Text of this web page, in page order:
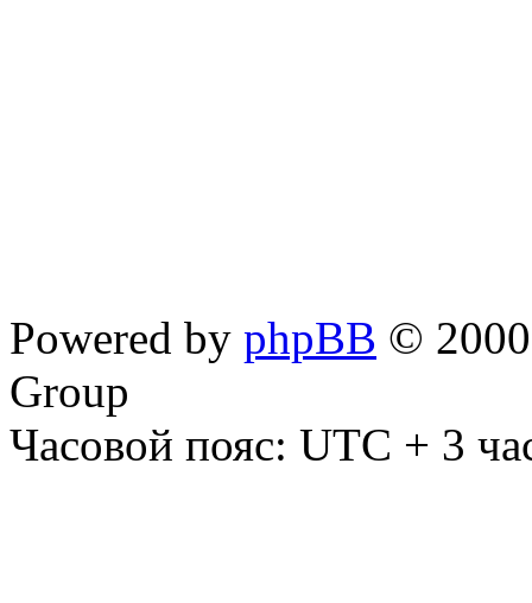
Powered by phpBB ©
Group
Часовой пояс: UTC + 3